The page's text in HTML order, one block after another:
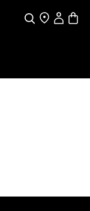
Wat zoek je?
Dealer zoeken
Mijn